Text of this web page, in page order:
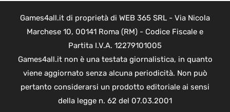
Games4all.it di proprietà di WEB 365 SRL - Via Nicola
Marchese 10, 00141 Roma (RM) - Codice Fiscale e
Partita I.V.A. 12279101005
Games4all.it non è una testata giornalistica, in quanto
viene aggiornato senza alcuna periodicità. Non può
pertanto considerarsi un prodotto editoriale ai sensi
della legge n. 62 del 07.03.2001